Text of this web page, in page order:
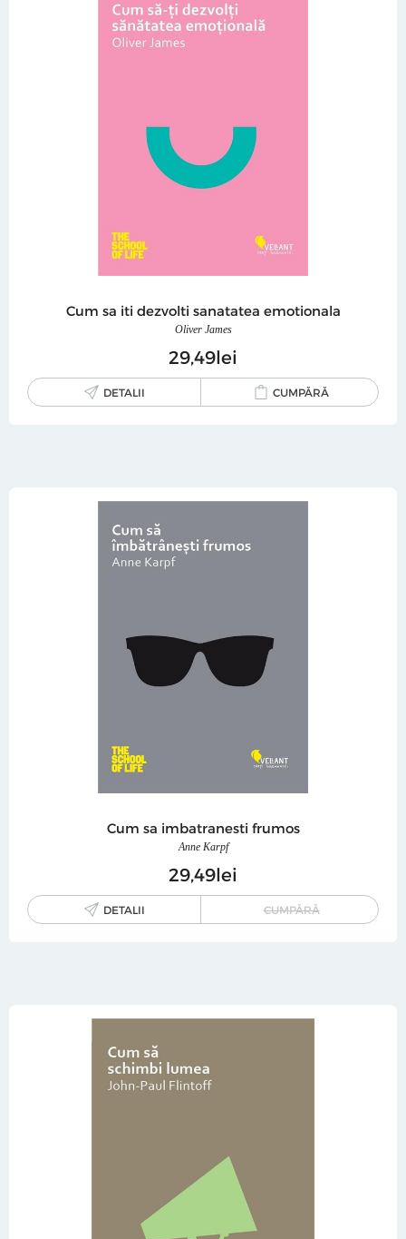
Cum sa iti dezvolti sanatatea emotionala
Oliver James
2949lei
DETALII CUMPĂRĂ
Cum sa imbatranesti frumos
Anne Karpf
2949lei
DETALII CUMPĂRĂ